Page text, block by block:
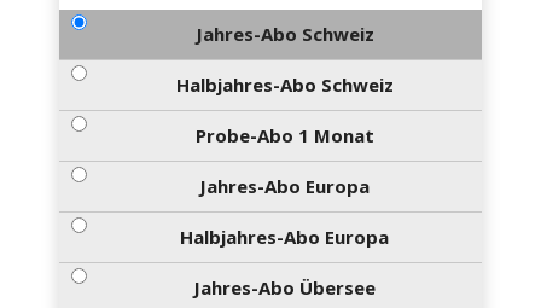
Jahres-Abo Schweiz
Halbjahres-Abo Schweiz
Probe-Abo 1 Monat
Jahres-Abo Europa
Halbjahres-Abo Europa
Jahres-Abo Übersee